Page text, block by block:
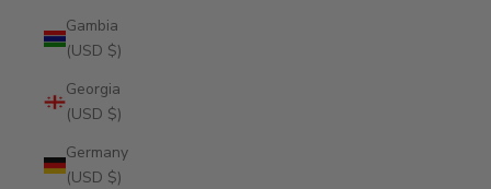
Gambia
(USD $)
Georgia
(USD $)
Germany
(USD $)